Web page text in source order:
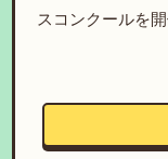
スコンクールを開